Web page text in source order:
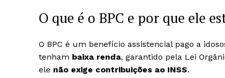
O que é o BPC e por que ele
O BPC é um benefício assistencial pago a
tenham baixa renda, garantido pela Lei
ele não exige contribuições ao INSS.